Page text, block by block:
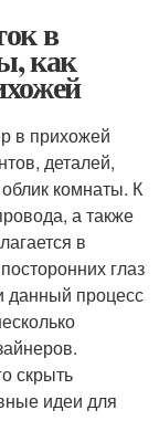
в
как
в прихожей
деталей,
комнаты. К
а также
в
глаз
данный процесс
скрыть
идеи для